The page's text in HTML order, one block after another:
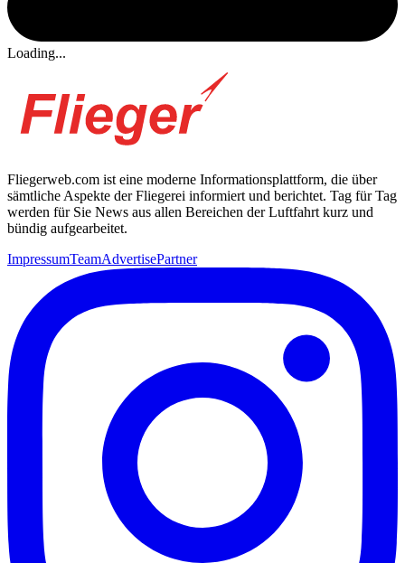
Loading...
Fliegerweb.com ist eine moderne Informationsplattform, die über
sämtliche Aspekte der Fliegerei informiert und berichtet. Tag für Tag
werden für Sie News aus allen Bereichen der Luftfahrt kurz und
bündig aufgearbeitet.
ImpressumTeamAdvertisePartner